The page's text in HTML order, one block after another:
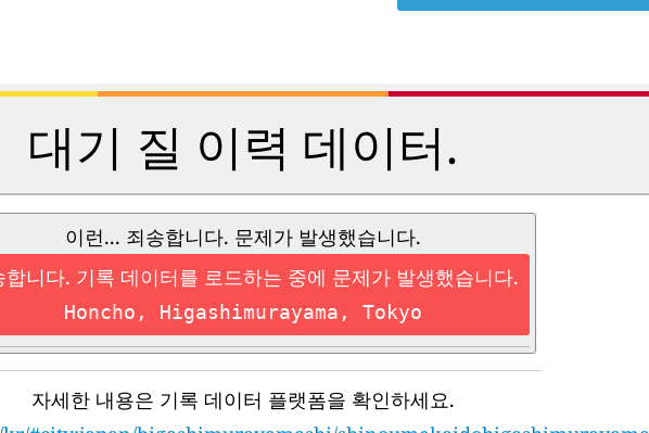
대기 질 이력 데이터.
이런... 죄송합니다. 문제가 발생했습니다.
합니다. 기록 데이터를 로드하는 중에 문제가 발생했습니다.
Honcho, Higashimurayama, Tokyo
자세한 내용은 기록 데이터 플랫폼을 확인하세요.